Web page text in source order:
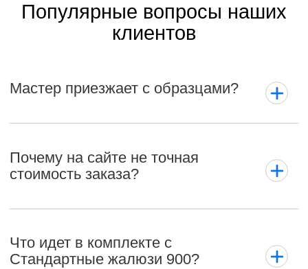
Популярные вопросы наших
клиентов
Мастер приезжает с образцами?
Почему на сайте не точная
стоимость заказа?
Что идет в комплекте с
Стандартные жалюзи 900?